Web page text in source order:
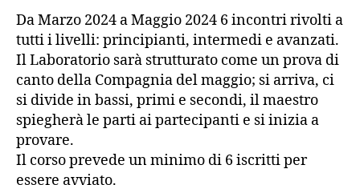
Da Marzo 2024 a Maggio 2024 6 incontri rivolti a
tutti i livelli: principianti, intermedi e avanzati.
Il Laboratorio sarà strutturato come un prova di
canto della Compagnia del maggio; si arriva, ci
si divide in bassi, primi e secondi, il maestro
spiegherà le parti ai partecipanti e si inizia a
provare.
Il corso prevede un minimo di 6 iscritti per
essere avviato.